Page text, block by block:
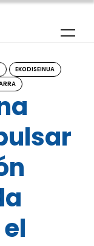
EKODISEINUA